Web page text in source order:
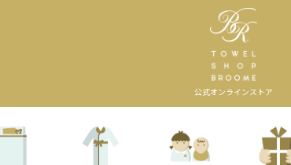
公式オンラインストア